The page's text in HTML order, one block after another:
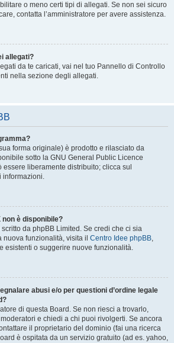
o meno certi tipi di allegati. Se non sei sicuro
contatta l’amministratore per avere assistenza.
allegati?
da te caricati, vai nel tuo Pannello di Controllo
nella sezione degli allegati.
forma originale) è prodotto e rilasciato da
sotto la GNU General Public Licence
liberamente distribuito; clicca sul
informazioni.
è disponibile?
da phpBB Limited. Se credi che ci sia
funzionalità, visita il Centro Idee phpBB,
esistenti o suggerire nuove funzionalità.
abusi e/o per questioni d’ordine legale
di questa Board. Se non riesci a trovarlo,
e chiedi a chi puoi rivolgerti. Se ancora
il proprietario del dominio (fai una ricerca
è ospitata da un servizio gratuito (ad es. yahoo,